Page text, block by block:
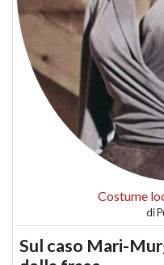
Costume
di
Sul caso Mari-